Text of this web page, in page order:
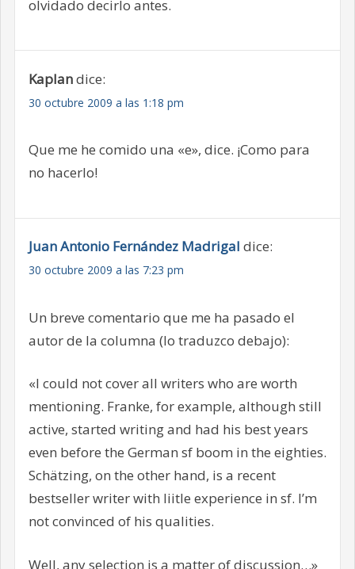
olvidado decirlo antes.
Kaplandice:
30 octubre 2009 a las 1:18 pm
Que me he comido una «e», dice. ¡Como para
no hacerlo!
Juan Antonio Fernández Madrigal dice:
30 octubre 2009 a las 7:23 pm
Un breve comentario que me ha pasado el
autor de la columna (lo traduzco debajo):
«I could not cover all writers who are worth
mentioning. Franke, for example, although still
active, started writing and had his best years
even before the German sf boom in the eighties.
Schätzing, on the other hand, is a recent
bestseller writer with liitle experience in sf. I’m
not convinced of his qualities.
Well, any selection is a matter of discussion…»